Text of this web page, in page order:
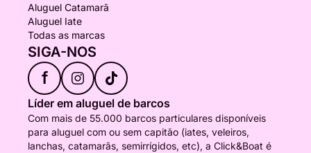
Aluguel Catamarã
Aluguel Iate
Todas as marcas
SIGA-NOS
f
Líder em aluguel de barcos
Com mais de 55.000 barcos particulares disponíveis
para aluguel com ou sem capitão (iates, veleiros,
lanchas, catamarãs, semirrígidos, etc), a Click&Boat é